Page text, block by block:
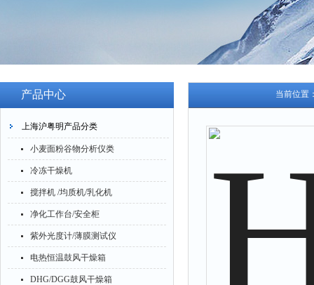
产品中心
上海沪粤明产品分类
小麦面粉谷物分析仪类
冷冻干燥机
搅拌机 /均质机/乳化机
净化工作台/安全柜
紫外光度计/薄膜测试仪
电热恒温鼓风干燥箱
DHG/DGG鼓风干燥箱
当前位置